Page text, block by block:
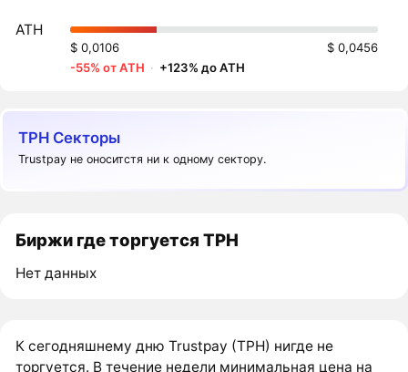
ATH
$ 0,0106
$ 0,0456
-55% от ATH · +123% до ATH
TPH Секторы
Trustpay не оноситстя ни к одному сектору.
Биржи где торгуется TPH
Нет данных
К сегодняшнему дню Trustpay (TPH) нигде не
торгуется. В течение недели минимальная цена на